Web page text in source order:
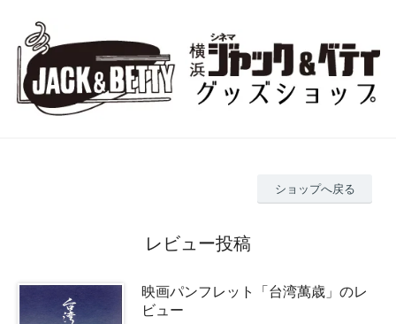
ショップへ戻る
レビュー投稿
映画パンフレット「台湾萬歳」のレ
ビュー